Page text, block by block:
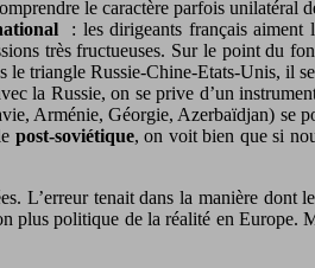
le caractère parfois unilatéral
: les dirigeants français aiment
très fructueuses. Sur le point du
le triangle Russie-Chine-Etats-Unis, il
la Russie, on se prive d’un
Arménie, Géorgie, Azerbaïdjan) se
post-soviétique, on voit bien que si
L’erreur tenait dans la manière dont
plus politique de la réalité en Europe.